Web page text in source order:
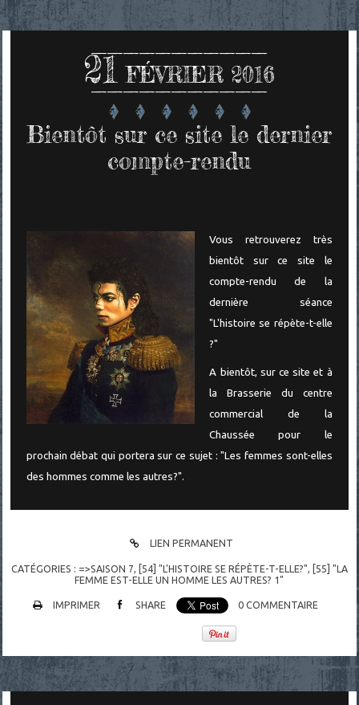
21 FÉVRIER 2016
Bientôt sur ce site le dernier
compte-rendu
Vous retrouverez très
bientôt sur ce site le
compte-rendu de la
dernière séance
"L'histoire se répète-t-elle
?"
A bientôt, sur ce site et à
la Brasserie du centre
commercial de la
Chaussée pour le
prochain débat qui portera sur ce sujet : "Les femmes sont-elles
des hommes comme les autres?".
LIEN PERMANENT
CATÉGORIES : =>SAISON 7, [54] "L'HISTOIRE SE RÉPÈTE-T-ELLE?", [55] "LA
FEMME EST-ELLE UN HOMME LES AUTRES? 1"
IMPRIMER SHARE 0 COMMENTAIRE